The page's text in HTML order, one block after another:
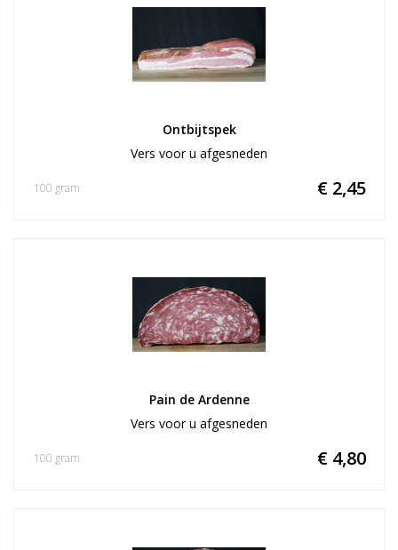
Ontbijtspek
Vers voor u afgesneden
€ 2,45
100 gram
Pain de Ardenne
Vers voor u afgesneden
€ 4,80
100 gram